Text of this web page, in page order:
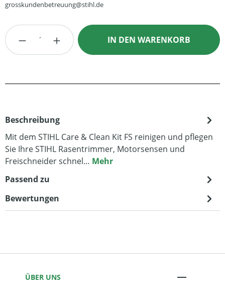
grosskundenbetreuung@stihl.de
Produkt Anzahl: Gib den gewünschten
IN DEN WARENKORB
Beschreibung
Mit dem STIHL Care & Clean Kit FS reinigen und pflegen
Sie Ihre STIHL Rasentrimmer, Motorsensen und
Freischneider schnel… Mehr
Passend zu
Bewertungen
ÜBER UNS